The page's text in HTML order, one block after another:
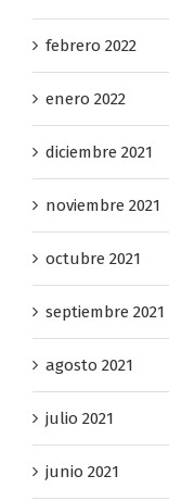
marzo 2022
febrero 2022
enero 2022
diciembre 2021
noviembre 2021
octubre 2021
septiembre 2021
agosto 2021
julio 2021